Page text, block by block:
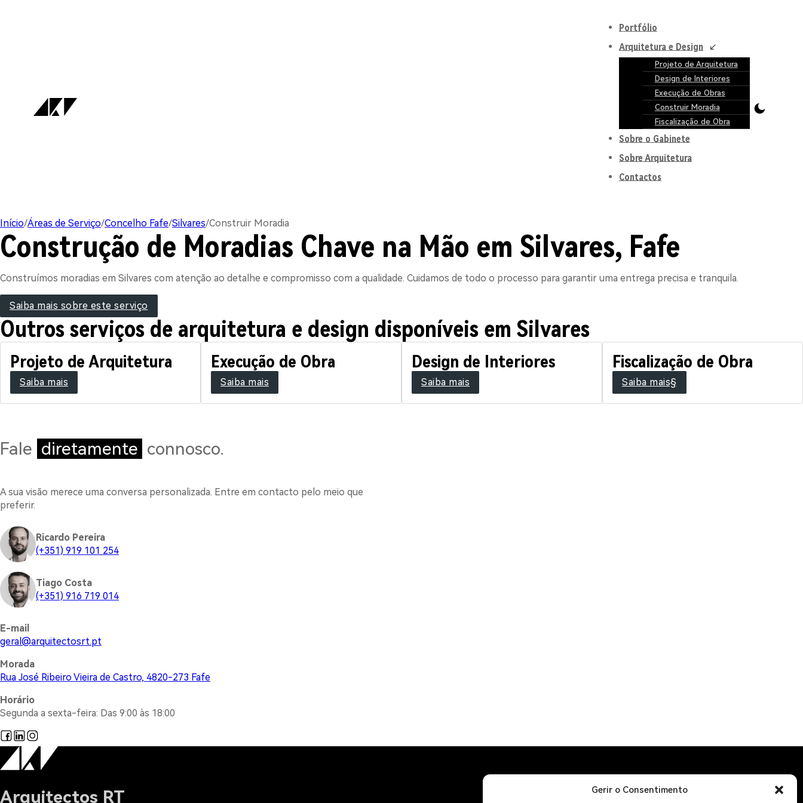
Gerir o Consentimento
Portfólio
Arquitetura e Design
Projeto de Arquitetura
Design de Interiores
Execução de Obras
Construir Moradia
Fiscalização de Obra
Sobre o Gabinete
Sobre Arquitetura
Contactos
Início/Áreas de Serviço/Concelho Fafe/Silvares/Construir Moradia
Construção de Moradias Chave na Mão em Silvares, Fafe
Construímos moradias em Silvares com atenção ao detalhe e compromisso com a qualidade. Cuidamos de todo o processo para garantir uma entrega precisa e tranquila.
Saiba mais sobre este serviço
Outros serviços de arquitetura e design disponíveis em Silvares
Projeto de Arquitetura
Saiba mais
Execução de Obra
Saiba mais
Design de Interiores
Saiba mais
Fiscalização de Obra
Saiba mais§
Fale diretamente connosco.
A sua visão merece uma conversa personalizada. Entre em contacto pelo meio que
preferir.
Ricardo Pereira
(+351) 919 101 254
Tiago Costa
(+351) 916 719 014
E-mail
tp.trsotcetiuqra
@lareg
Morada
Rua José Ribeiro Vieira de Castro, 4820-273 Fafe
Horário
Segunda a sexta-feira: Das 9:00 às 18:00
Arquitectos RT